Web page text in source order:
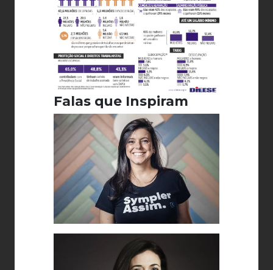
Falas que Inspiram